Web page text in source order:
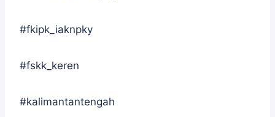
#fkipk_iaknpky
#fskk_keren
#kalimantantengah